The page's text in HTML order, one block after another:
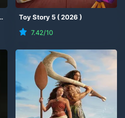
)
Toy Story 5 (2026 )
7.42/10